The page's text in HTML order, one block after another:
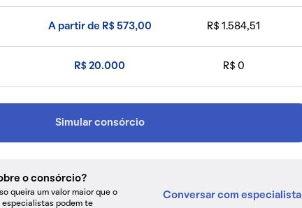
A partir de R$ 573,00 R$ 1.584,51
R$ 20.000 R$ 0
Simular consórcio
o consórcio?
queira um valor maior que o
especialistas podem te
Conversar com especialista